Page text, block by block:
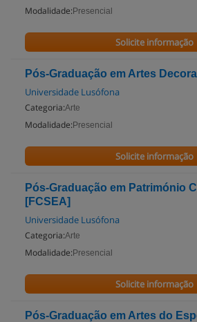
Modalidade: Presencial
Solicite informação
Pós-Graduação em Artes
Universidade Lusófona
Categoria:Arte
Modalidade: Presencial
Solicite informação
Pós-Graduação em Património
[FCSEA]
Universidade Lusófona
Categoria:Arte
Modalidade: Presencial
Solicite informação
Pós-Graduação em Artes do